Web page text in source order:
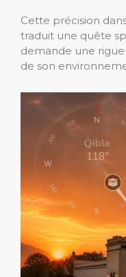
Cette précision
traduit une quête
demande une
de son